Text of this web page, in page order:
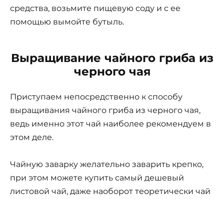
средства, возьмите пищевую соду и с ее
помощью вымойте бутыль.
Выращивание чайного гриба из
черного чая
Приступаем непосредственно к способу
выращивания чайного гриба из черного чая,
ведь именно этот чай наиболее рекомендуем в
этом деле.
Чайную заварку желательно заварить крепко,
при этом можете купить самый дешевый
листовой чай, даже наоборот теоретически чай